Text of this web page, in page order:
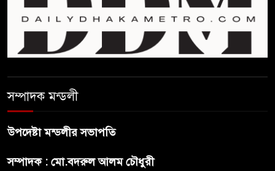
সংরক্ষিত রাখার পরিকল্পনা নিচ্ছে
সরকার
সোমবার সকাল ১০টায় এসএসসি
সম্পাদক মন্ডলী
উপদেষ্টা মন্ডলীর সভাপতি
সম্পাদক : মো.বদরুল আলম চৌধুরী